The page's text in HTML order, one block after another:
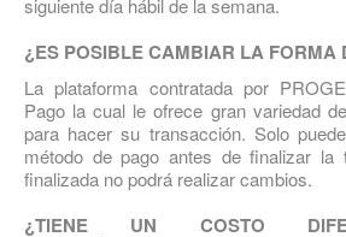
siguiente día hábil de la semana.
¿ES POSIBLE CAMBIAR LA FORMA
La plataforma contratada por
Pago la cual le ofrece gran variedad
para hacer su transacción. Solo
método de pago antes de finalizar la
finalizada no podrá realizar cambios.
¿TIENE UN COSTO